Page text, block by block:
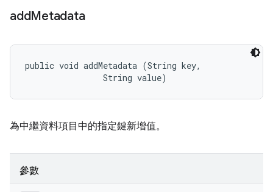
addMetadata
public void addMetadata (String key,
                String value)
為中繼資料項目中的指定鍵新增值。
參數